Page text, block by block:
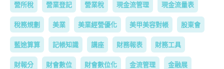
營所稅 營業登記 營業稅 現金流管理 現金流量表
稅務規劃 美業 美業經營優化 美甲美容對帳 股東會
藍途算算 記帳知識 講座 財務報表 財務工具
財報分 財會數位 財會數位化 金流管理 金融展